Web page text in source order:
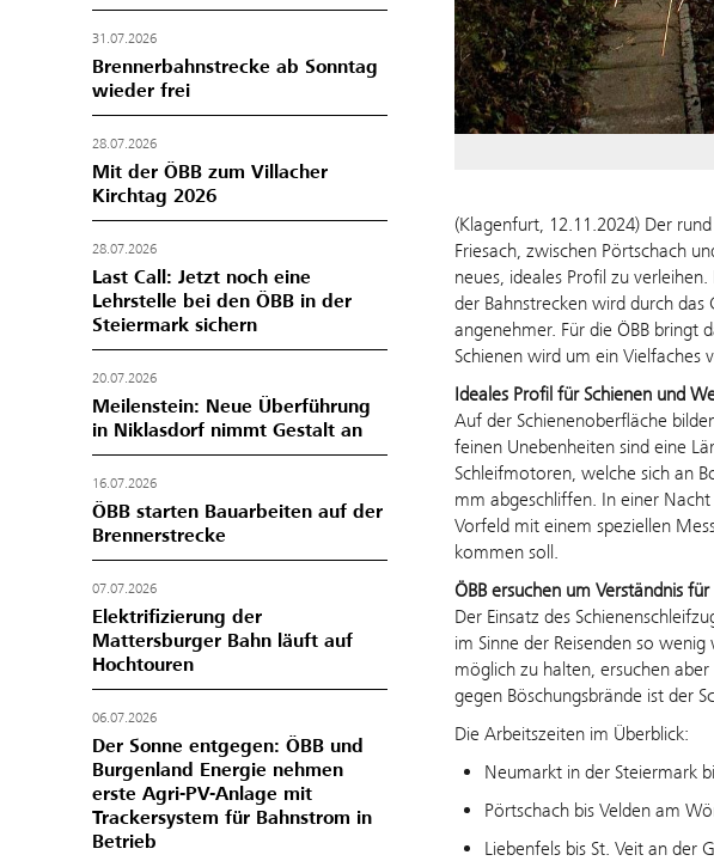
31.07.2026
Brennerbahnstrecke ab Sonntag
wieder frei
28.07.2026
Mit der ÖBB zum Villacher
Kirchtag 2026
28.07.2026
Last Call: Jetzt noch eine
Lehrstelle bei den ÖBB in der
Steiermark sichern
20.07.2026
Meilenstein: Neue Überführung
in Niklasdorf nimmt Gestalt an
16.07.2026
ÖBB starten Bauarbeiten auf der
Brennerstrecke
07.07.2026
Elektrifizierung der
Mattersburger Bahn läuft auf
Hochtouren
06.07.2026
Der Sonne entgegen: ÖBB und
Burgenland Energie nehmen
erste Agri-PV-Anlage mit
Trackersystem für Bahnstrom in
Betrieb
(Klagenfurt, 12.11.2024) Der
Friesach, zwischen Pörtschach
neues, ideales Profil zu
der Bahnstrecken wird durch
angenehmer. Für die ÖBB bringt
Schienen wird um ein
Ideales Profil für Schienen und
Auf der Schienenoberfläche
feinen Unebenheiten sind eine
Schleifmotoren, welche sich an
mm abgeschliffen. In einer
Vorfeld mit einem speziellen
kommen soll.
ÖBB ersuchen um Verständnis
Der Einsatz des
im Sinne der Reisenden so
möglich zu halten, ersuchen
gegen Böschungsbrände ist der
Die Arbeitszeiten im Überblick:
Neumarkt in der Steiermark
Pörtschach bis Veldenam
Liebenfelsbis St. Veit an der